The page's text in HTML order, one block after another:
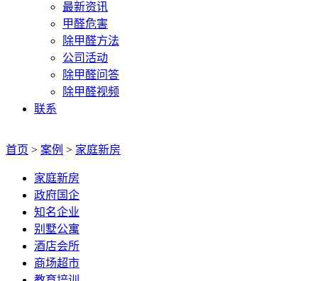
最新资讯
甲醛危害
除甲醛方法
公司活动
除甲醛问答
除甲醛视频
联系
首页 > 案例 > 家庭新房
家庭新房
政府国企
知名企业
别墅公寓
酒店会所
商场超市